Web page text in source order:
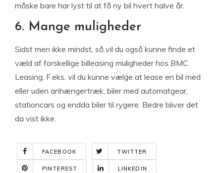
måske bare har lyst til at få ny bil hvert halve år.
6. Mange muligheder
Sidst men ikke mindst, så vil du også kunne finde et
væld af forskellige billeasing muligheder hos BMC
Leasing. F.eks. vil du kunne vælge at lease en bil med
eller uden anhængertræk, biler med automatgear,
stationcars og endda biler til rygere. Bedre bliver det
da vist ikke.
FACEBOOK TWITTER
PINTEREST LINKEDIN